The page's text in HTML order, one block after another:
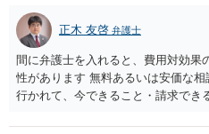
正木 友啓 弁護士
間に弁護士を入れると、費用対効果
性があります 無料あるいは安価な
行かれて、今できること・請求でき